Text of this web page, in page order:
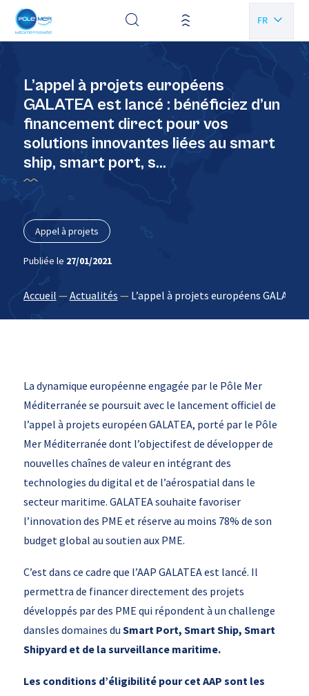
FR
L’appel à projets européens
GALATEA est lancé : bénéficiez d’un
financement direct pour vos
solutions innovantes liées au smart
ship, smart port, s…
Appel à projets
Publiée le 27/01/2021
Accueil —Actualités — L’appel à projets européens
La dynamique européenne engagée par le Pôle Mer
Méditerranée se poursuit avec le lancement officiel de
l’appel à projets européen GALATEA, porté par le Pôle
Mer Méditerranée dont l’objectifest de développer de
nouvelles chaînes de valeur en intégrant des
technologies du digital et de l’aérospatial dans le
secteur maritime. GALATEA souhaite favoriser
l’innovation des PME et réserve au moins 78% de son
budget global au soutien aux PME.
C’est dans ce cadre que l’AAP GALATEA est lancé. Il
permettra de financer directement des projets
développés par des PME qui répondent à un challenge
dansles domaines du Smart Port, Smart Ship, Smart
Shipyard et de la surveillance maritime.
Les conditions d’éligibilité pour cet AAP sont les
Panneau de gestion des cookies